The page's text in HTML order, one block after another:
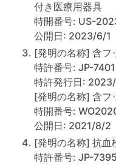
付き医療用器具
特開番号: US-
公開日: 2023/6/1
[発明の名称] 含フ
特許番号: JP-
特許発行日:
[発明の名称] 含フ
特開番号:
公開日: 2021/8/2
[発明の名称] 抗血
特許番号: JP-